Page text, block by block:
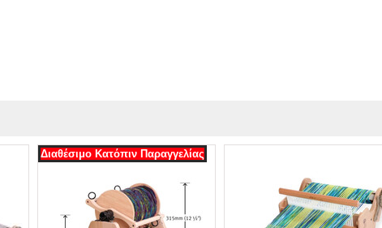
Διαθέσιμο Κατόπιν Παραγγελίας